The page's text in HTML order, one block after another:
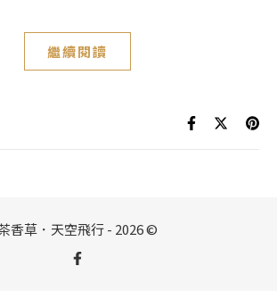
繼續閱讀
香草．天空飛行 - 2026 ©